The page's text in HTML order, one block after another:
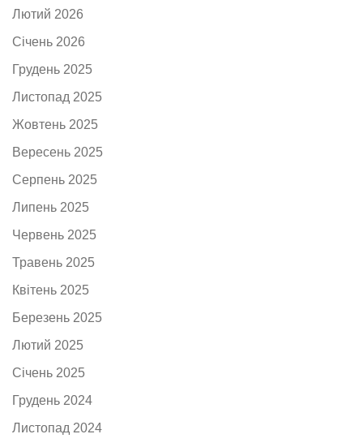
Лютий 2026
Січень 2026
Грудень 2025
Листопад 2025
Жовтень 2025
Вересень 2025
Серпень 2025
Липень 2025
Червень 2025
Травень 2025
Квітень 2025
Березень 2025
Лютий 2025
Січень 2025
Грудень 2024
Листопад 2024